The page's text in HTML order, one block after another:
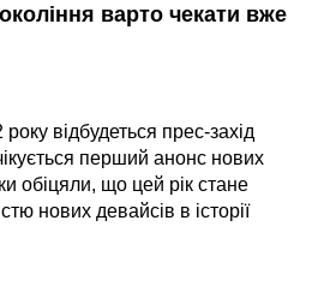
варто чекати вже
року відбудеться прес-захід
перший анонс нових
обіцяли, що цей рік стане
нових девайсів в історії